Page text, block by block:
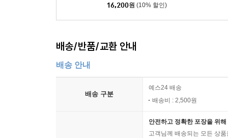
16,200원 (10% 할인)
배송/반품/교환 안내
배송 안내
배송 구분
예스24 배송
배송비 : 2,500원
안전하고 정확한 포장을 위
고객님께 배송되는 모든 상